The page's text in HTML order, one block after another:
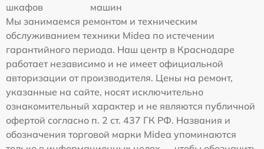
шкафов
машин
Мы занимаемся ремонтом и техническим
обслуживанием техники Midea по истечении
гарантийного периода. Наш центр в Краснодаре
работает независимо и не имеет официальной
авторизации от производителя. Цены на ремонт,
указанные на сайте, носят исключительно
ознакомительный характер и не являются публичной
офертой согласно п. 2 ст. 437 ГК РФ. Названия и
обозначения торговой марки Midea упоминаются